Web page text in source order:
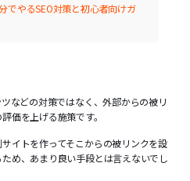
でやるSEO対策と初心者向けガ
などの対策ではなく、外部からの被リ
価を上げる施策です。
イトを作ってそこからの被リンクを設
め、あまり良い手段とは言えないでし